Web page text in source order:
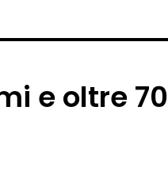
e oltre 70